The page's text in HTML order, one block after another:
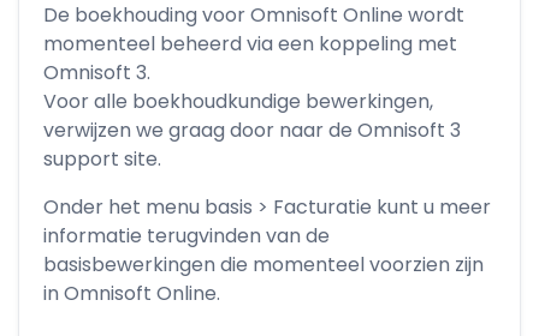
De boekhouding voor Omnisoft Online wordt
momenteel beheerd via een koppeling met
Omnisoft 3.
Voor alle boekhoudkundige bewerkingen,
verwijzen we graag door naar de Omnisoft 3
support site.
Onder het menu basis > Facturatie kunt u meer
informatie terugvinden van de
basisbewerkingen die momenteel voorzien zijn
in Omnisoft Online.